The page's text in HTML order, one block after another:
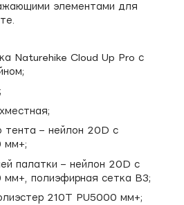
элементами для
Naturehike Cloud Up Pro с
тента – нейлон 20D с
мм+;
палатки – нейлон 20D с
полиэфирная сетка B3;
210T PU5000 мм+;